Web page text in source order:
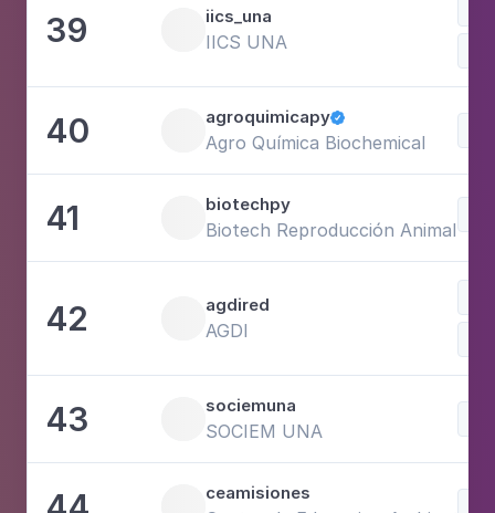
39 iics_una
IICS UNA
40 agroquimicapy
Agro Química Biochemical
41 biotechpy
Biotech Reproducción Animal
42 agdired
AGDI
43 sociemuna
SOCIEM UNA
ceamisiones